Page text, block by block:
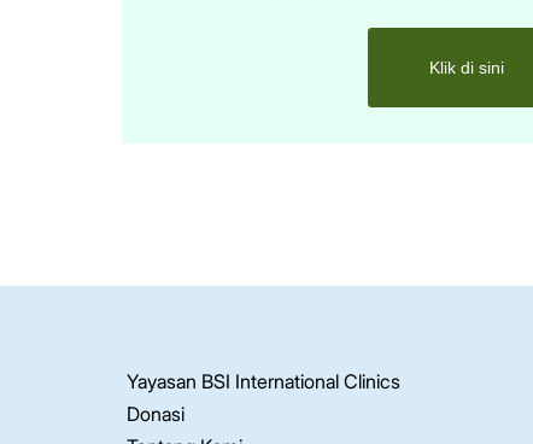
Klik di sini
Yayasan BSI International Clinics
Donasi